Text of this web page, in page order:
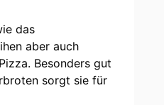
das
aber auch
Besonders gut
sorgt sie für